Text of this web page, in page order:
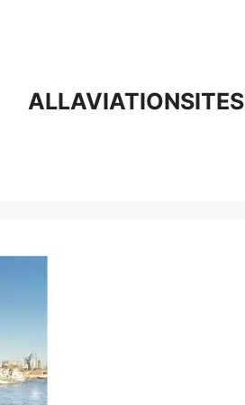
ALLAVIATIONSITES